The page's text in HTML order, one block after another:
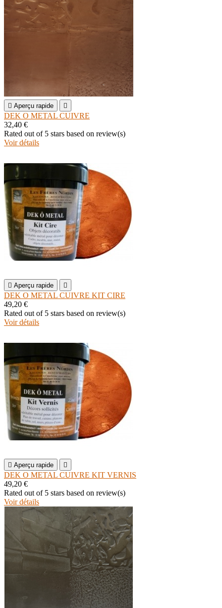
 Aperçu rapide 
DEK O METAL CUIVRE
32,40 €
Rated out of 5 stars based on review(s)
Voir détails
 Aperçu rapide 
DEK O METAL CUIVRE KIT CIRE
49,20 €
Rated out of 5 stars based on review(s)
Voir détails
 Aperçu rapide 
DEK O METAL CUIVRE KIT VERNIS
49,20 €
Rated out of 5 stars based on review(s)
Voir détails